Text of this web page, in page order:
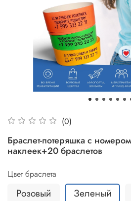
(0)
Браслет-потеряшка с
наклеек+20 браслетов
Цвет браслета
Розовый Зеленый